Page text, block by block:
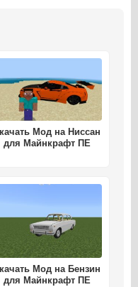
Мод на Ниссан
для Майнкрафт ПЕ
Мод на Бензин
для Майнкрафт ПЕ